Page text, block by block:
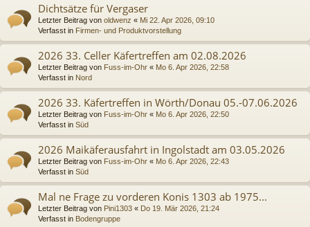
Dichtsätze für Vergaser
Letzter Beitrag von oldwenz « Mi 22. Apr 2026, 09:10
Verfasst in Firmen- und Produktvorstellung
2026 33. Celler Käfertreffen am 02.08.2026
Letzter Beitrag von Fuss-im-Ohr « Mo 6. Apr 2026, 22:58
Verfasst in Nord
2026 33. Käfertreffen in Wörth/Donau 05.-07.06.2026
Letzter Beitrag von Fuss-im-Ohr « Mo 6. Apr 2026, 22:50
Verfasst in Süd
2026 Maikäferausfahrt in Ingolstadt am 03.05.2026
Letzter Beitrag von Fuss-im-Ohr « Mo 6. Apr 2026, 22:43
Verfasst in Süd
Mal ne Frage zu vorderen Konis 1303 ab 1975...
Letzter Beitrag von Pini1303 « Do 19. Mär 2026, 21:24
Verfasst in Bodengruppe